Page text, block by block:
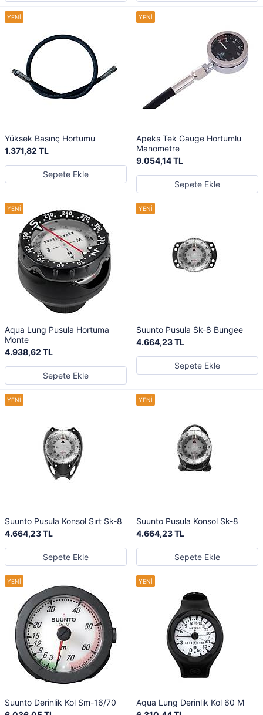
Yüksek Basınç Hortumu
1.371,82 TL
Sepete Ekle
Apeks Tek Gauge Hortumlu
Manometre
9.054,14 TL
Sepete Ekle
Aqua Lung Pusula Hortuma
Monte
4.938,62 TL
Sepete Ekle
Suunto Pusula Sk-8 Bungee
4.664,23 TL
Sepete Ekle
Suunto Pusula Konsol Sırt Sk-8
4.664,23 TL
Sepete Ekle
Suunto Pusula Konsol Sk-8
4.664,23 TL
Sepete Ekle
Suunto Derinlik Kol Sm-16/70
Aqua Lung Derinlik Kol 60 M